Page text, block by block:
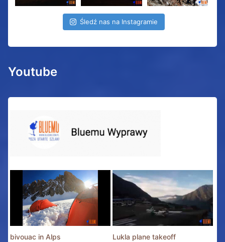
Śledź nas na Instagramie
Youtube
bivouac in Alps Lukla plane takeoff